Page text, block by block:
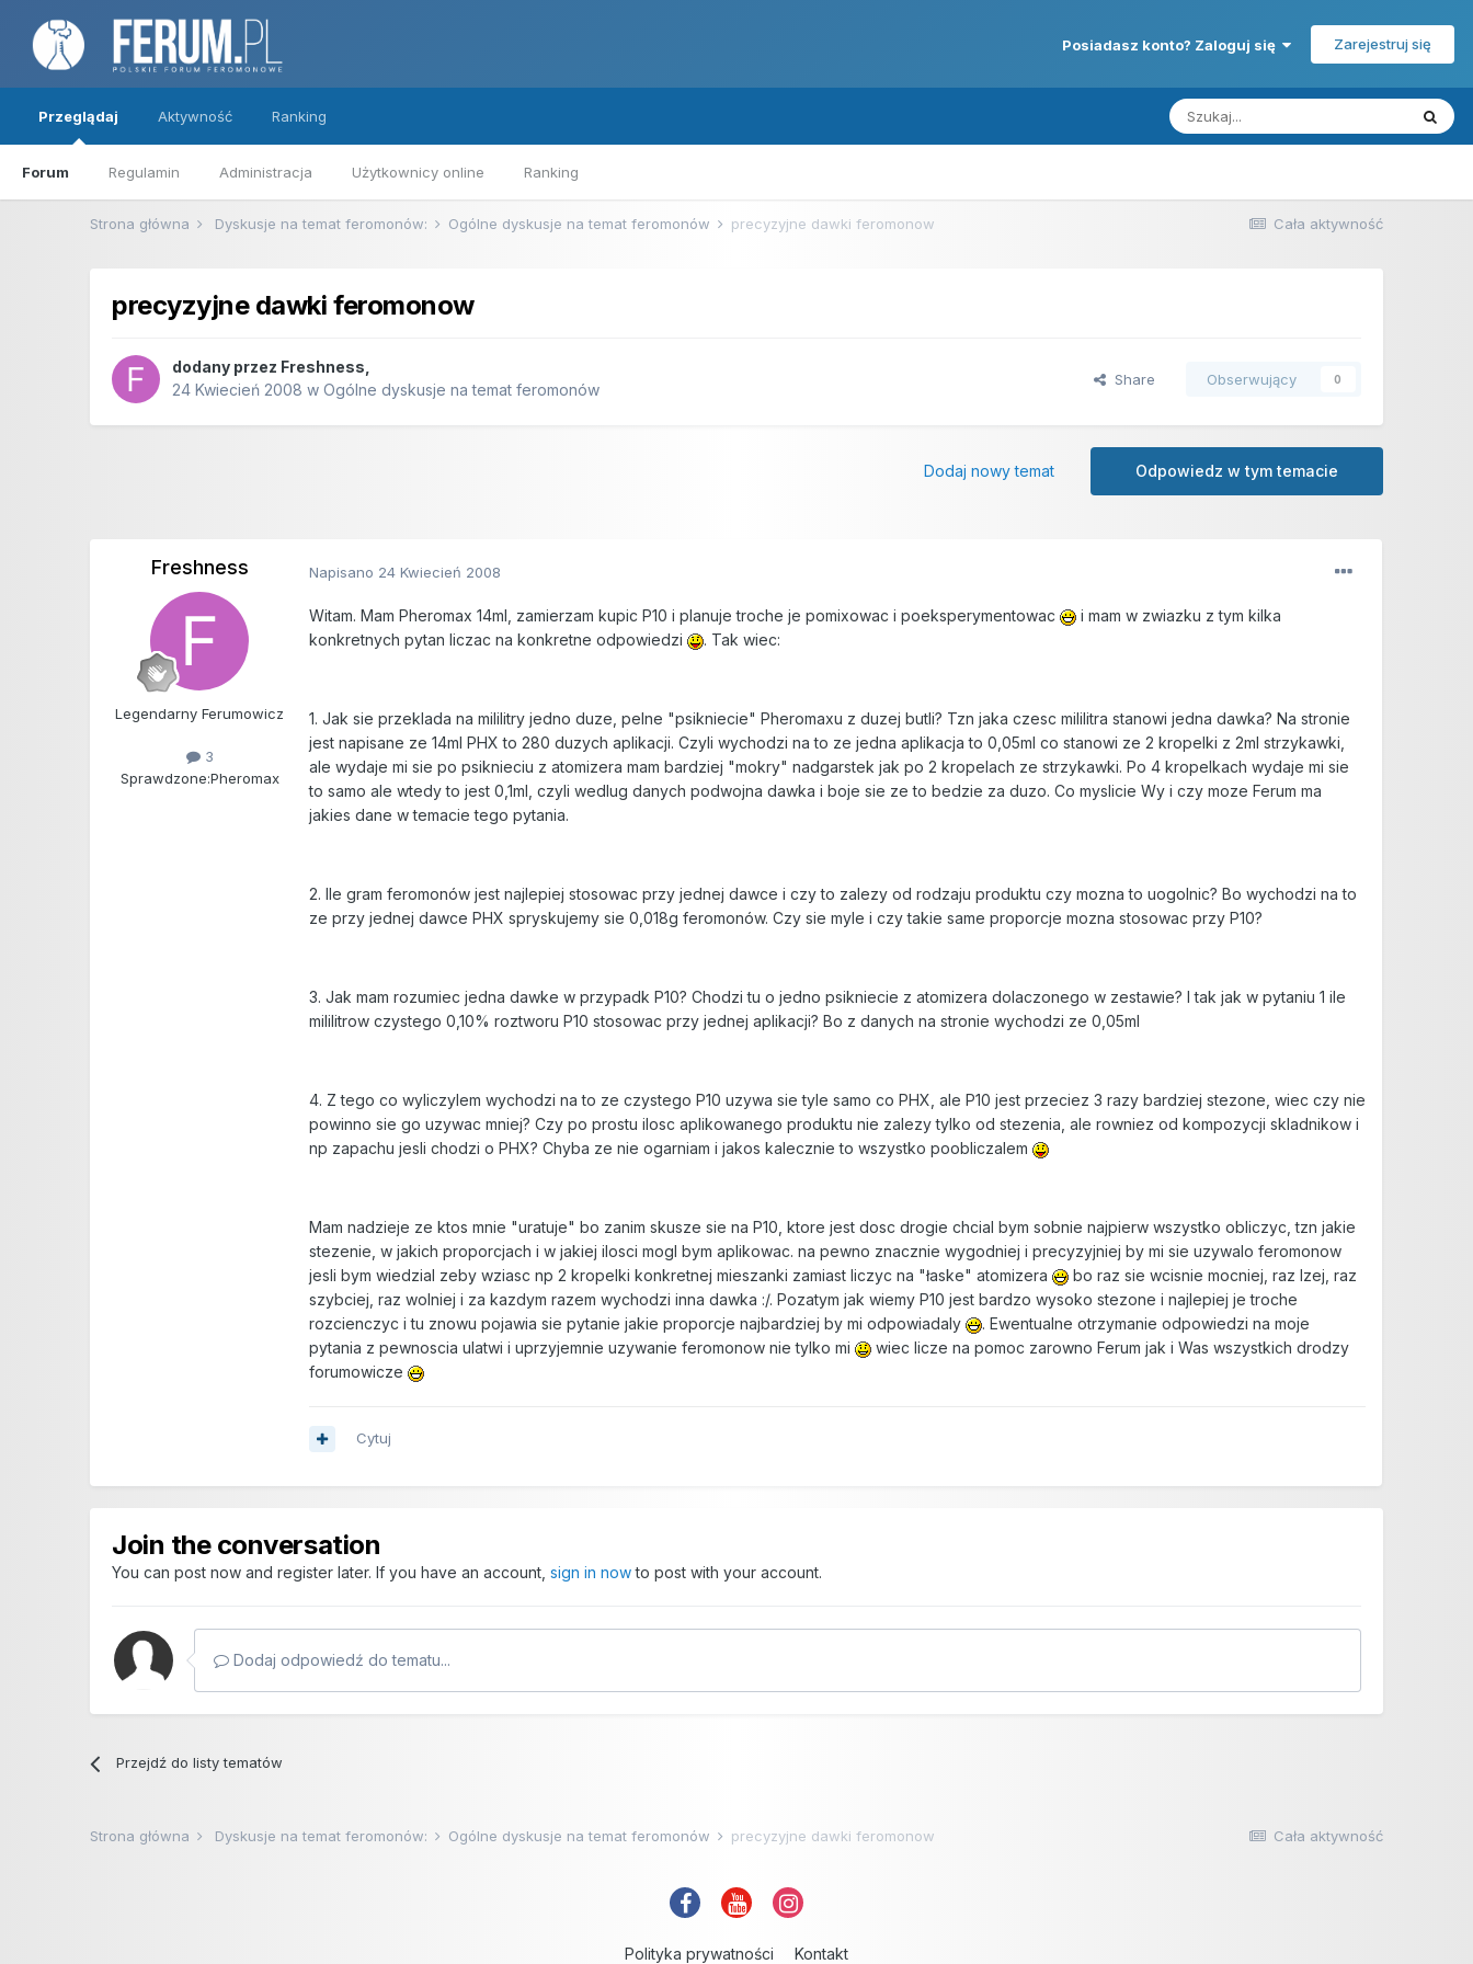
Posiadasz konto? Zaloguj się Zarejestruj się
Przeglądaj
Forum Regulamin Administracja Użytkownicy online Ranking
Aktywność Ranking
Cała aktywność
Strona główna Dyskusje na temat feromonów: Ogólne dyskusje na temat feromonów precyzyjne dawki feromonow
precyzyjne dawki feromonow
dodany przez Freshness
24 Kwiecień 2008 wOgólne dyskusje na temat feromonów
Share Obserwujący 0
Odpowiedz w tym temacie
Dodaj nowy temat
Freshness
Legendarny Ferumowicz
3
Sprawdzone:Pheromax
Napisano 24 Kwiecień 2008
Witam. Mam Pheromax 14ml, zamierzam kupic P10 i planuje troche je pomixowac i poeksperymentowac
i mam w zwiazku z tym kilka
konkretnych pytan liczac na konkretne odpowiedzi
. Tak wiec:
1. Jak sie przeklada na mililitry jedno duze, pelne "psikniecie" Pheromaxu z duzej butli? Tzn jaka czesc mililitra stanowi jedna dawka? Na stronie
jest napisane ze 14ml PHX to 280 duzych aplikacji. Czyli wychodzi na to ze jedna aplikacja to 0,05ml co stanowi ze 2 kropelki z 2ml strzykawki,
ale wydaje mi sie po psiknieciu z atomizera mam bardziej "mokry" nadgarstek jak po 2 kropelach ze strzykawki. Po 4 kropelkach wydaje mi sie
to samo ale wtedy to jest 0,1ml, czyli wedlug danych podwojna dawka i boje sie ze to bedzie za duzo. Co myslicie Wy i czy moze Ferum ma
jakies dane w temacie tego pytania.
2. Ile gram feromonów jest najlepiej stosowac przy jednej dawce i czy to zalezy od rodzaju produktu czy mozna to uogolnic? Bo wychodzi na to
ze przy jednej dawce PHX spryskujemy sie 0,018g feromonów. Czy sie myle i czy takie same proporcje mozna stosowac przy P10?
3. Jak mam rozumiec jedna dawke w przypadk P10? Chodzi tu o jedno psikniecie z atomizera dolaczonego w zestawie? I tak jak w pytaniu 1 ile
mililitrow czystego 0,10% roztworu P10 stosowac przy jednej aplikacji? Bo z danych na stronie wychodzi ze 0,05ml
4. Z tego co wyliczylem wychodzi na to ze czystego P10 uzywa sie tyle samo co PHX, ale P10 jest przeciez 3 razy bardziej stezone, wiec czy nie
powinno sie go uzywac mniej? Czy po prostu ilosc aplikowanego produktu nie zalezy tylko od stezenia, ale rowniez od kompozycji skladnikow i
np zapachu jesli chodzi o PHX? Chyba ze nie ogarniam i jakos kalecznie to wszystko poobliczalem
Mam nadzieje ze ktos mnie "uratuje" bo zanim skusze sie na P10, ktore jest dosc drogie chcial bym sobnie najpierw wszystko obliczyc, tzn jakie
stezenie, w jakich proporcjach i w jakiej ilosci mogl bym aplikowac. na pewno znacznie wygodniej i precyzyjniej by mi sie uzywalo feromonow
jesli bym wiedzial zeby wziasc np 2 kropelki konkretnej mieszanki zamiast liczyc na "łaske" atomizera
bo raz sie wcisnie mocniej, raz lzej, raz
szybciej, raz wolniej i za kazdym razem wychodzi inna dawka :/. Pozatym jak wiemy P10 jest bardzo wysoko stezone i najlepiej je troche
rozcienczyc i tu znowu pojawia sie pytanie jakie proporcje najbardziej by mi odpowiadaly
. Ewentualne otrzymanie odpowiedzi na moje
pytania z pewnoscia ulatwi i uprzyjemnie uzywanie feromonow nie tylko mi
wiec licze na pomoc zarowno Ferum jak i Was wszystkich drodzy
forumowicze
Cytuj
Join the conversation
You can post now and register later. If you have an account,sign in nowto post with your account.
Dodaj odpowiedź do tematu...
Przejdź do listy tematów
Cała aktywność
Strona główna Dyskusje na temat feromonów: Ogólne dyskusje na temat feromonów precyzyjne dawki feromonow
Polityka prywatności Kontakt